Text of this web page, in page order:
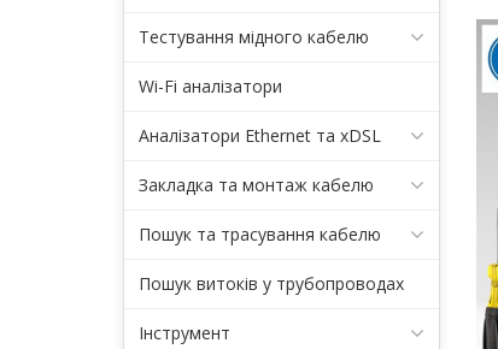
Тестування мідного кабелю
Wi-Fi аналізатори
Аналізатори Ethernet та xDSL
Закладка та монтаж кабелю
Пошук та трасування кабелю
Пошук витоків у трубопроводах
Інструмент